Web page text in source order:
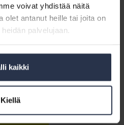
voivat yhdistää näitä
olet antanut heille tai joita on
palvelujaan.
kaikki
Kiellä
L&T Kiinteistöhuollon
Satu Sokkinensekä
kanssaan oli keskustelemassa
ladata tästä.